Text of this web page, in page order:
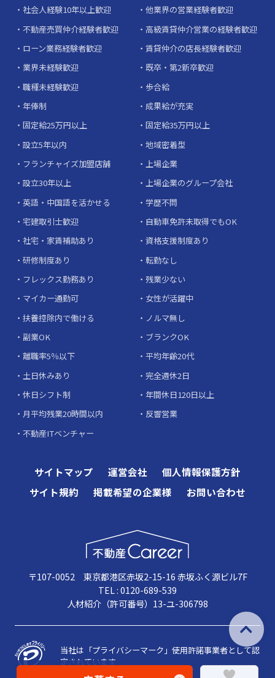
社会人経験10年以上歓迎
他業界の営業経験者歓迎
不動産売買仲介経験者歓迎
高級賃貸仲介営業の経験者歓迎
ローン業務経験者歓迎
賃貸仲介の店長経験者歓迎
業界未経験歓迎
既卒・第2新卒歓迎
職種未経験歓迎
歩合給
年俸制
成果給が充実
固定給25万円以上
固定給35万円以上
設立5年以内
地域密着型
フランチャイズ加盟店舗
上場企業
設立30年以上
上場企業のグループ会社
英語・中国語を活かせる
学歴不問
宅建取引士歓迎
自動車免許未取得でもOK
社宅・家賃補助あり
資格支援制度あり
研修制度あり
転勤なし
フレックス勤務あり
残業少ない
マイカー通勤可
女性が活躍中
扶養控除内で働ける
ノルマ無し
副業OK
ブランクOK
離職率5％以下
平均年齢20代
土日休みあり
完全週休2日
休日シフト制
年間休日120日以上
月平均残業20時間以内
反響営業
不動産ITベンチャー
サイトマップ 運営会社
個人情報保護方針
サイト規約
掲載希望の企業様 お問い合わせ
〒107-0052 東京都港区赤坂2-15-16 赤坂ふく源ビル7F
TEL : 0120-689-539
人材紹介（許可番号）13-ユ-306798
当社は「プライバシーマーク」使用許諾事業者として認
定されています